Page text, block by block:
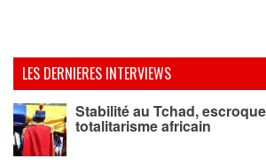
LES DERNIERES INTERVIEWS
Stabilité au Tchad,
totalitarisme africain